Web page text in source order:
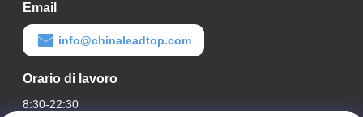
Email
info@chinaleadtop.com
Orario di lavoro
8:30-22:30